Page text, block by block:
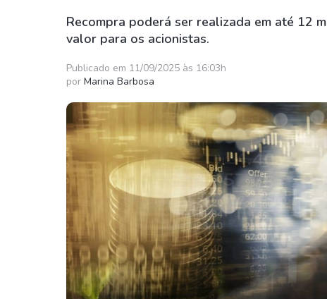
Ações
Taesa
Itausa
Ambev
Weg
Klabin
Petrobrás
Ver todos
FIIs
XPML11
HGLG11
XPLG11
KNRI11
KNCR11
Ver todos
Recompra poderá ser realizada em até 12
valor para os acionistas.
Publicado em 11/09/2025 às 16:03h
por Marina Barbosa